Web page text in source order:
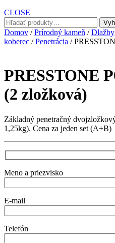
CLOSE
Hľadať:
Domov /Prírodný kameň /Dlažby
koberec /Penetrácia /
PRESSTONE
(2 zložková)
Základný penetračný
1,25kg). Cena za jeden set (A+B)
Meno a priezvisko
E-mail
Telefón